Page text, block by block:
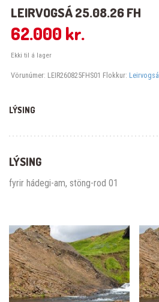
LEIRVOGSÁ 25.08.26 FH
62.000 kr.
Ekki til á lager
Vörunúmer: LEIR260825FHS01 Flokkur:
LÝSING
LÝSING
fyrir hádegi-am, stöng-rod 01